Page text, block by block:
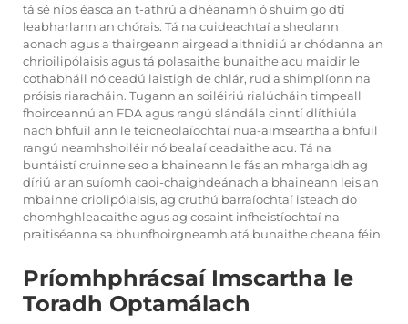
tá sé níos éasca an t-athrú a dhéanamh ó shuim go dtí
leabharlann an chórais. Tá na cuideachtaí a sheolann
aonach agus a thairgeann airgead aithnidiú ar chódanna an
chrioilipólaisis agus tá polasaithe bunaithe acu maidir le
cothabháil nó ceadú laistigh de chlár, rud a shimplíonn na
próisis riaracháin. Tugann an soiléiriú rialúcháin timpeall
fhoirceannú an FDA agus rangú slándála cinntí dlíthiúla
nach bhfuil ann le teicneolaíochtaí nua-aimseartha a bhfuil
rangú neamhshoiléir nó bealaí ceadaithe acu. Tá na
buntáistí cruinne seo a bhaineann le fás an mhargaidh ag
díriú ar an suíomh caoi-chaighdeánach a bhaineann leis an
mbainne criolipólaisis, ag cruthú barraíochtaí isteach do
chomhghleacaithe agus ag cosaint infheistíochtaí na
praitiséanna sa bhunfhoirgneamh atá bunaithe cheana féin.
Príomhphrácsaí Imscartha le
Toradh Optamálach